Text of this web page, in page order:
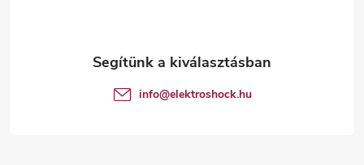
info@elektroshock.hu